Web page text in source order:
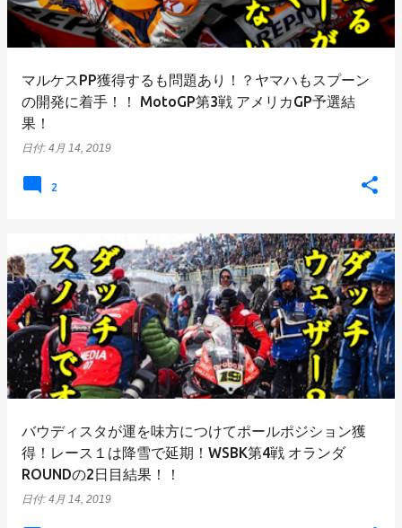
マルケスPP獲得するも問題あり！？ヤマハもスプーン
の開発に着手！！ MotoGP第3戦 アメリカGP予選結
果！
日付: 4月 14, 2019
2
バウディスタが運を味方につけてポールポジション獲
得！レース１は降雪で延期！WSBK第4戦 オランダ
ROUNDの2日目結果！！
日付: 4月 14, 2019